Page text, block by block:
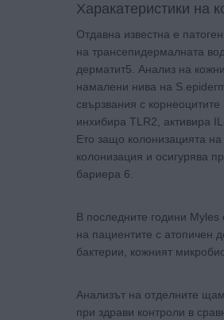
Харакатеристики на
Отдавна известна е
на трансепидермалната
дерматит5. Анализ на
намалени нива на
свързвания с
инхибира TLR2, активира
Ето защо колонизацията
колонизация и осигурява
бариера 6.
В последните години
на пациентите с атопичен
бактерии, кожният
Анализът на отделните
при здрави контроли в